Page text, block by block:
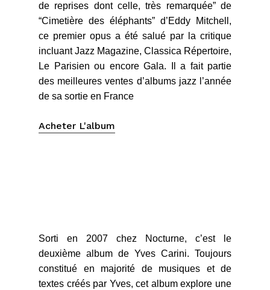
de reprises dont celle, très remarquée” de
“Cimetière des éléphants” d’Eddy Mitchell,
ce premier opus a été salué par la critique
incluant Jazz Magazine, Classica Répertoire,
Le Parisien ou encore Gala. Il a fait partie
des meilleures ventes d’albums jazz l’année
de sa sortie en France
Acheter L'album
Sorti en 2007 chez Nocturne, c’est le
deuxième album de Yves Carini. Toujours
constitué en majorité de musiques et de
textes créés par Yves, cet album explore une